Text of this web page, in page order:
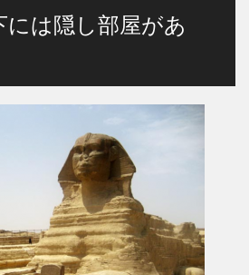
には隠し部屋があ